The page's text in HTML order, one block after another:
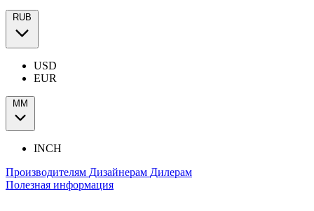
RUB
USD
EUR
ММ
INCH
Производителям Дизайнерам Дилерам
Полезная информация